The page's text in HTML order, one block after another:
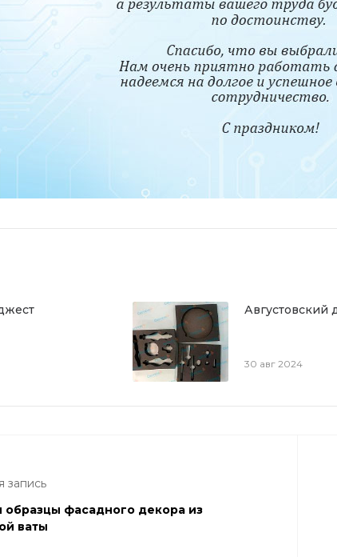
Августовский
30 авг 2024
запись
образцы фасадного декора из
ваты